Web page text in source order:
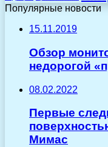
Популярные новости
15.11.2019
Обзор
недорогой
08.02.2022
Первые
Мимас